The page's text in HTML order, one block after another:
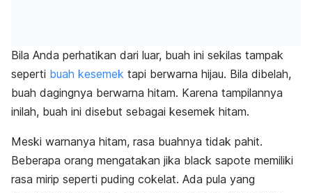
Bila Anda perhatikan dari luar, buah ini sekilas tampak
seperti buah kesemek tapi berwarna hijau. Bila dibelah,
buah dagingnya berwarna hitam. Karena tampilannya
inilah, buah ini disebut sebagai kesemek hitam.
Meski warnanya hitam, rasa buahnya tidak pahit.
Beberapa orang mengatakan jika black sapote memiliki
rasa mirip seperti puding cokelat. Ada pula yang